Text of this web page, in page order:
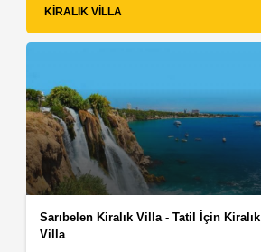
KIRALIK VILLA
Sarıbelen Kiralık Villa - Tatil İçin Kiralık
Villa